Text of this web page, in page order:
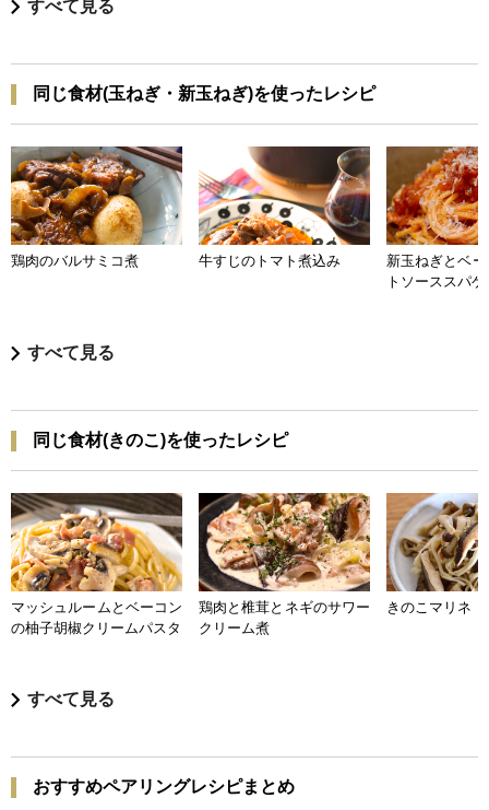
すべて見る
同じ食材(玉ねぎ・新玉ねぎ)を使ったレシピ
鶏肉のバルサミコ煮 牛すじのトマト煮込み
新玉ねぎとベ
トソーススパ
すべて見る
同じ食材(きのこ)を使ったレシピ
マッシュルームとベーコン
の柚子胡椒クリームパスタ
鶏肉と椎茸とネギのサワー
クリーム煮
きのこマリネ
すべて見る
おすすめペアリングレシピまとめ